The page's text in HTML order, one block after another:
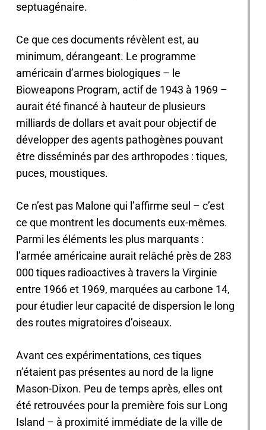
septuagénaire.
Ce que ces documents révèlent est, au
minimum, dérangeant. Le programme
américain d’armes biologiques – le
Bioweapons Program, actif de 1943 à 1969 –
aurait été financé à hauteur de plusieurs
milliards de dollars et avait pour objectif de
développer des agents pathogènes pouvant
être disséminés par des arthropodes : tiques,
puces, moustiques.
Ce n’est pas Malone qui l’affirme seul – c’est
ce que montrent les documents eux-mêmes.
Parmi les éléments les plus marquants :
l’armée américaine aurait relâché près de 283
000 tiques radioactives à travers la Virginie
entre 1966 et 1969, marquées au carbone 14,
pour étudier leur capacité de dispersion le long
des routes migratoires d’oiseaux.
Avant ces expérimentations, ces tiques
n’étaient pas présentes au nord de la ligne
Mason-Dixon. Peu de temps après, elles ont
été retrouvées pour la première fois sur Long
Island – à proximité immédiate de la ville de